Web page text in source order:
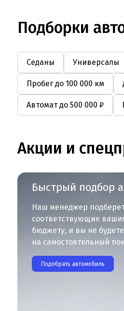
Подборки
Седаны Универсалы
Пробег до 100 000 км
Автомат до 500 000 ₽
Акции и
Быстрый подбор
Наш менеджер
соответствующие
бюджету, и вы не
на самостоятельный
Подобрать автомобиль